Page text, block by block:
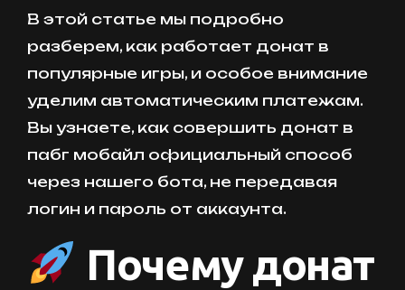
В этой статье мы подробно
разберем, как работает донат в
популярные игры, и особое внимание
уделим автоматическим платежам.
Вы узнаете, как совершить донат в
пабг мобайл официальный способ
через нашего бота, не передавая
логин и пароль от аккаунта.
Почему донат